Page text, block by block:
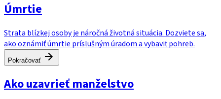
Úmrtie
Strata blízkej osoby je náročná životná situácia. Dozviete sa,
ako oznámiť úmrtie príslušným úradom a vybaviť pohreb.
Pokračovať
Ako uzavrieť manželstvo